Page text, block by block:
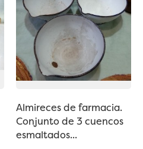
Almireces de farmacia.
Conjunto de 3 cuencos
esmaltados...